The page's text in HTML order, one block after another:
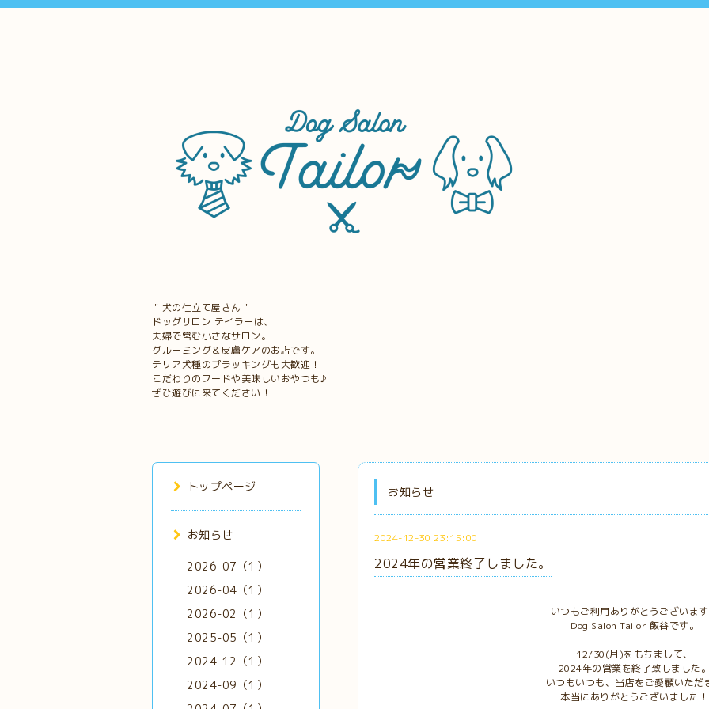
＂犬の仕立て屋さん＂
ドッグサロン テイラーは、
夫婦で営む小さなサロン。
グルーミング＆皮膚ケアのお店です。
テリア犬種のプラッキングも大歓迎！
こだわりのフードや美味しいおやつも♪
ぜひ遊びに来てください！
お知らせ
2024-12-30 23:15:00
2024年の営業終了しました。
いつもご利用ありがとうございます
Dog Salon Tailor 飯谷です。
12/30(月)をもちまして、
2024年の営業を終了致しました。
いつもいつも、当店をご愛顧いただ
本当にありがとうございました！
トップページ
お知らせ
2026-07（1）
2026-04（1）
2026-02（1）
2025-05（1）
2024-12（1）
2024-09（1）